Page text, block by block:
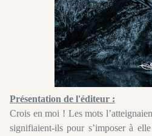
Présentation de l'éditeur :
Crois en moi ! Les mots
signifiaient-ils pour s’imposer à